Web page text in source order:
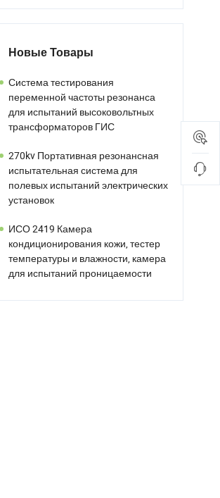
Новые Товары
Система тестирования
для испытаний высоковольтных
трансформаторов ГИС
270kv Портативная резонансная
полевых испытаний электрических
установок
ИСО 2419 Камера
температуры и влажности, камера
для испытаний проницаемости
газа кожи